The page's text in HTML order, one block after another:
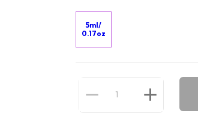
5ml/
0.17oz